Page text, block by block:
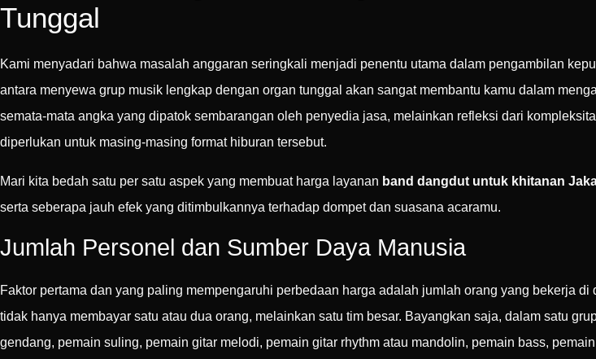
Tunggal
Kami menyadari bahwa masalah anggaran seringkali menjadi penentu utama dalam pengambilan
antara menyewa grup musik lengkap dengan organ tunggal akan sangat membantu kamu dalam
semata-mata angka yang dipatok sembarangan oleh penyedia jasa, melainkan refleksi dari
diperlukan untuk masing-masing format hiburan tersebut.
Mari kita bedah satu per satu aspek yang membuat harga layanan band dangdut untuk khitanan
serta seberapa jauh efek yang ditimbulkannya terhadap dompet dan suasana acaramu.
Jumlah Personel dan Sumber Daya Manusia
Faktor pertama dan yang paling mempengaruhi perbedaan harga adalah jumlah orang yang bekerja
tidak hanya membayar satu atau dua orang, melainkan satu tim besar. Bayangkan saja, dalam satu
gendang, pemain suling, pemain gitar melodi, pemain gitar rhythm atau mandolin, pemain bass,